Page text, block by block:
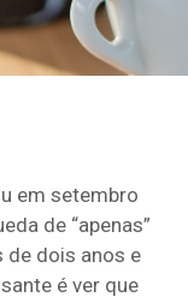
em setembro
de “apenas”
de dois anos e
é ver que